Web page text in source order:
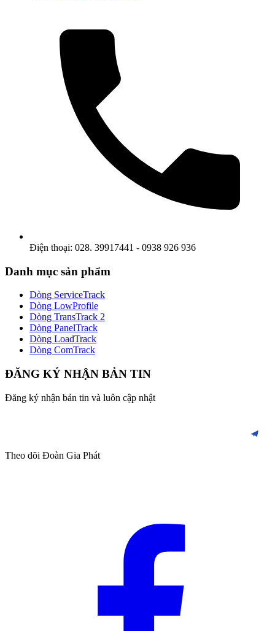
Điện thoại: 028. 39917441 - 0938 926 936
Danh mục sản phẩm
Dòng ServiceTrack
Dòng LowProfile
Dòng TransTrack 2
Dòng PanelTrack
Dòng LoadTrack
Dòng ComTrack
ĐĂNG KÝ NHẬN BẢN TIN
Đăng ký nhận bản tin và luôn cập nhật
Theo dõi Đoàn Gia Phát